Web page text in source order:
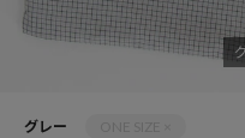
グレー